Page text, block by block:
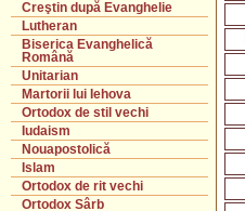
Creştin după Evanghelie
Lutheran
Biserica Evanghelică
Română
Unitarian
Martorii lui Iehova
Ortodox de stil vechi
Iudaism
Nouapostolică
Islam
Ortodox de rit vechi
Ortodox Sârb